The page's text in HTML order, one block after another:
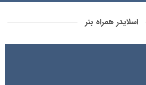
اسلایدر همراه بنر